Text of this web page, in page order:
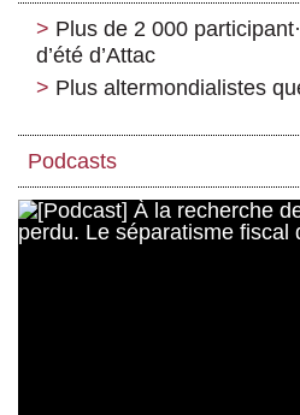
Plus de 2 000 participant·
d’été d’Attac
Plus altermondialistes
Podcasts